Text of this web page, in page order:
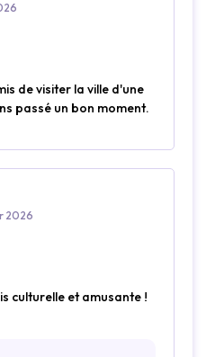
de visiter la ville d'une
passé un bon moment.
2026
culturelle et amusante !